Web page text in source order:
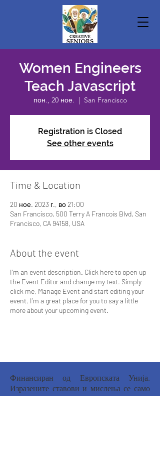
Women Engineers
Teach Javascript
пон., 20 ное.
  |
San Francisco
Registration is Closed
See other events
Time & Location
20 ное. 2023 г., во 21:00
San Francisco, 500 Terry A Francois Blvd, San
Francisco, CA 94158, USA
About the event
I’m an event description. Click here to open up
the Event Editor and change my text. Simply
click me, Manage Event and start editing your
event. I’m a great place for you to say a little
more about your upcoming event.
Финансиран од Европската Унија.
Изразените ставови и мислења се само
на авторот(ите) и не мора да ги